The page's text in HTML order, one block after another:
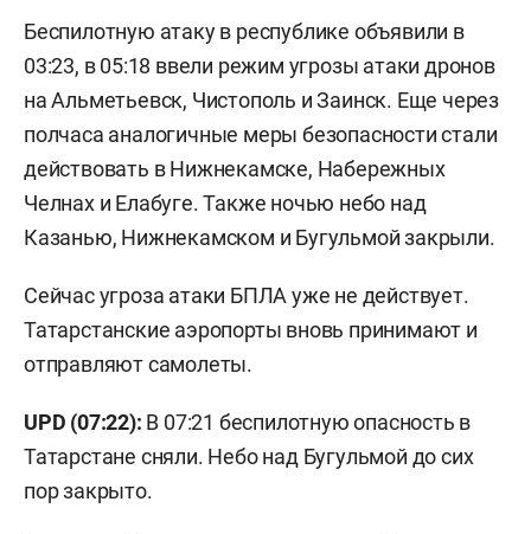
Беспилотную атаку в республике объявили в
03:23, в 05:18 ввели режим угрозы атаки дронов
на Альметьевск, Чистополь и Заинск. Еще через
полчаса аналогичные меры безопасности стали
действовать в Нижнекамске, Набережных
Челнах и Елабуге. Также ночью небо над
Казанью, Нижнекамском и Бугульмой закрыли.
Сейчас угроза атаки БПЛА уже не действует.
Татарстанские аэропорты вновь принимают и
отправляют самолеты.
UPD (07:22): В 07:21 беспилотную опасность в
Татарстане сняли. Небо над Бугульмой до сих
пор закрыто.